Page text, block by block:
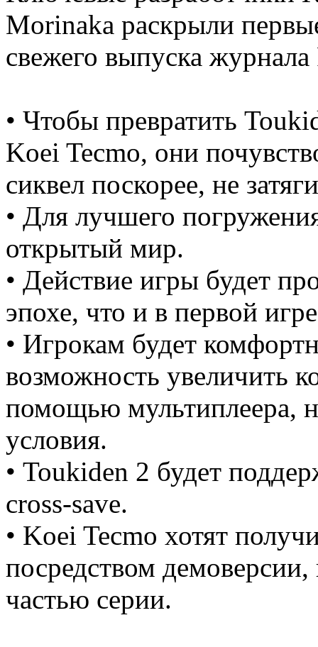
Morinaka раскрыли
свежего выпуска
• Чтобы превратить
Koei Tecmo, они
сиквел поскорее, не
• Для лучшего
открытый мир.
• Действие игры будет
эпохе, что и в первой
• Игрокам будет
возможность увеличить
помощью мультиплеера,
условия.
• Toukiden 2 будет
cross-save.
• Koei Tecmo хотят
посредством
частью серии.